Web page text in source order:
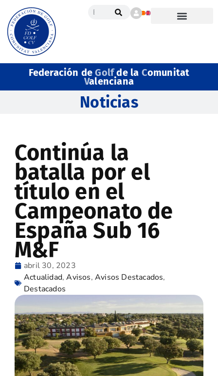
Federación deGolfde la Comunitat
Valenciana
Noticias
Continúa la
batalla por el
título en el
Campeonato de
España Sub 16
M&F
abril 30, 2023
Actualidad,Avisos,Avisos Destacados,
Destacados